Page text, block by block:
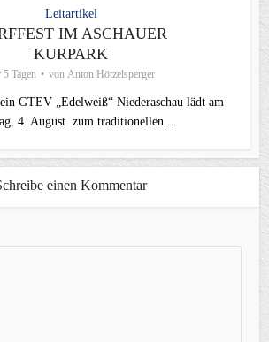
Leitartikel
IM ASCHAUER
KURPARK
5 Tagen von Anton Hötzelsperger
GTEV „Edelweiß“ Niederaschau lädt am
4. August zum traditionellen...
einen Kommentar